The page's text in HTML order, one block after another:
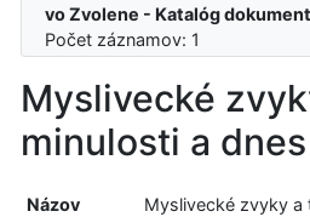
vo Zvolene - Katalóg
Počet záznamov: 1
Myslivecké
minulosti a dnes
Názov
Myslivecké zvyky a